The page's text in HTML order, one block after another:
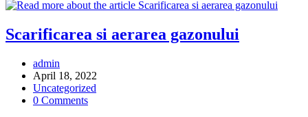
Scarificarea si aerarea gazonului
Post
author:
admin
Post
published:
April 18, 2022
Post
category:
Uncategorized
Post
0 Comments